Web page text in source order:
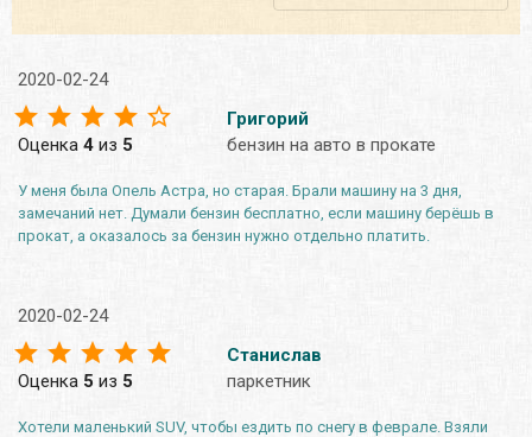
2020-02-24
Оценка 4 из 5
Григорий
бензин на авто в прокате
У меня была Опель Астра, но старая. Брали машину на 3 дня,
замечаний нет. Думали бензин бесплатно, если машину берёшь в
прокат, а оказалось за бензин нужно отдельно платить.
2020-02-24
Оценка 5 из 5
Станислав
паркетник
Хотели маленький SUV, чтобы ездить по снегу в феврале. Взяли